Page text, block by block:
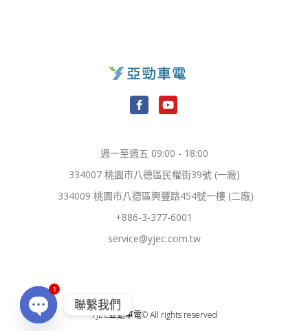
F
e
b
o
o
k
-
Y
t
u
b
e
週一至週五 09:00 - 18:00
334007 桃園市八德區民權街39號 (一廠)
334009 桃園市八德區興豐路454號一樓 (二廠)
+886-3-377-6001
service@yjec.com.tw
YJEC亞勁車電© All rights reserved
聯繫我們
OPEN
1